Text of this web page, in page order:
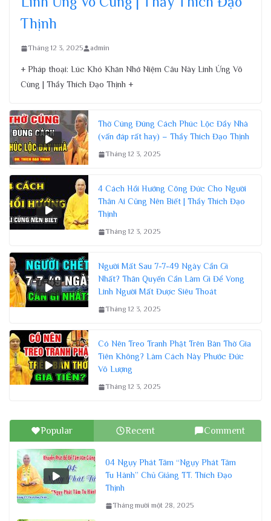
Thịnh
Tháng 12 3, 2025 admin
+ Pháp thoại: Lúc Khó Khăn Nhớ Niệm Câu Này Linh Ứng Vô
Cùng | Thầy Thích Đạo Thịnh +
Thờ Cúng Đúng Cách Phúc Lộc Đầy Nhà
(vấn đáp rất hay) – Thầy Thích Đạo Thịnh
Tháng 12 3, 2025
4 Cách Hồi Hướng Công Đức Cho Người
Thân Ai Cũng Nên Biết | Thầy Thích Đạo
Thịnh
Tháng 12 3, 2025
Người Mất Sau 7-7-49 Ngày Cần Gì
Nhất? Thân Quyến Cần Làm Gì Để Vong
Linh Người Mất Được Siêu Thoát
Tháng 12 3, 2025
Có Nên Treo Tranh Phật Trên Bàn Thờ Gia
Tiên Không? Làm Cách Này Phước Đức
Vô Lượng
Tháng 12 3, 2025
Popular Recent Comment
04 Ngụy Phát Tâm “Ngụy Phát Tâm
Tu Hành” Chủ Giảng TT. Thích Đạo
Thịnh
Tháng mười một 28, 2025